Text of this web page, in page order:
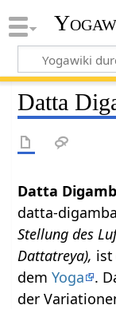
Datta
Datta
datta-
Stellung des
Dattatreya),
demYoga
.
der